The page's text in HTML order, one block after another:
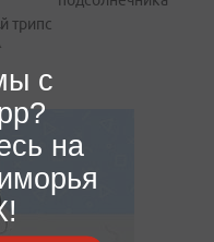
трипс
с
на